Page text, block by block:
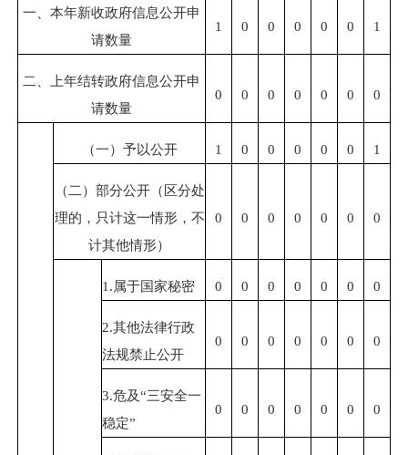
一、本年新收政府信息公开申
请数量
1 0 0 0 0 0 1
二、上年结转政府信息公开申
请数量
0 0 0 0 0 0 0
（一）予以公开 1 0 0 0 0 0 1
（二）部分公开（区分处
理的，只计这一情形，不
计其他情形）
0 0 0 0 0 0 0
1.属于国家秘密 0 0 0 0 0 0 0
2.其他法律行政
法规禁止公开
0 0 0 0 0 0 0
3.危及“三安全一
稳定”
0 0 0 0 0 0 0